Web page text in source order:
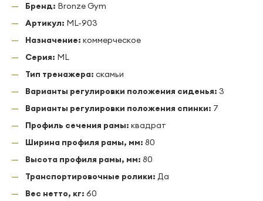
Бренд: Bronze Gym
Артикул: ML-903
Назначение: коммерческое
Серия: ML
Тип тренажера: скамьи
Варианты регулировки положения сиденья: 3
Варианты регулировки положения спинки: 7
Профиль сечения рамы: квадрат
Ширина профиля рамы, мм: 80
Высота профиля рамы, мм: 80
Транспортировочные ролики: Да
Вес нетто, кг: 60